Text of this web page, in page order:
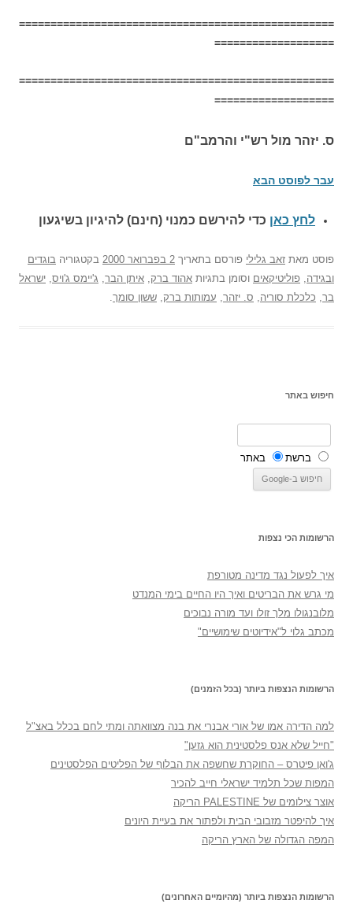
==================================================
===================
==================================================
===================
ס. יזהר מול רש"י והרמב"ם
עבר לפוסט הבא
לחץ כאן כדי להירשם כמנוי (חינם) להיגיון בשיגעון
פוסט מאת זאב גלילי פורסם בתאריך 2 בפברואר 2000 בקטגוריה בוגדים
ובגידה פוליטיקאים וסומן בתגיות אהוד ברק איתן הבר ג'יימס ג'ויס ישראל
בר כלכלת סוריה ס. יזהר עמותות ברק ששון סומך
חיפוש באתר
ברשת באתר
הרשומות הכי נצפות
איך לפעול נגד מדינה מטורפת
מי גרש את הבריטים ואיך היו החיים בימי המנדט
מלובנגולו מלך זולו ועד מורה נבוכים
מכתב גלוי ל"אידיוטים שימושיים"
הרשומות הנצפות ביותר (בכל הזמנים)
למה הדירה אמו של אורי אבנרי את בנה מצוואתה ומתי לחם בכלל באצ"ל
"חייל שלא אנס פלסטינית הוא גזען"
ג'ואן פיטרס – החוקרת שחשפה את הבלוף של הפליטים הפלסטינים
המפות שכל תלמיד ישראלי חייב להכיר
אוצר צילומים של PALESTINE הריקה
איך להיפטר מזבובי הבית ולפתור את בעיית היונים
המפה הגדולה של הארץ הריקה
הרשומות הנצפות ביותר (מהיומיים האחרונים)